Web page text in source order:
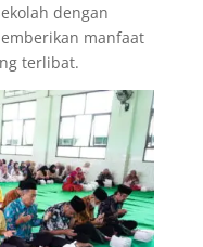
dengan
manfaat
terlibat.